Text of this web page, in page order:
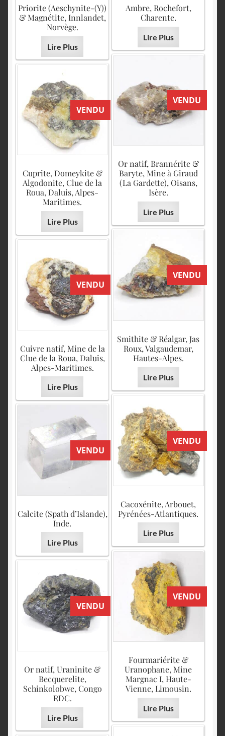
Priorite (Aeschynite-(Y))
& Magnétite, Innlandet,
Norvège.
Lire Plus
Ambre, Rochefort,
Charente.
Lire Plus
VENDU
Or natif, Brannérite &
Baryte, Mine à Giraud
(La Gardette), Oisans,
Isère.
Lire Plus
VENDU
Cuprite, Domeykite &
Algodonite, Clue de la
Roua, Daluis, Alpes-
Maritimes.
Lire Plus
VENDU
Smithite & Réalgar, Jas
Roux, Valgaudemar,
Hautes-Alpes.
Lire Plus
VENDU
Cuivre natif, Mine de la
Clue de la Roua, Daluis,
Alpes-Maritimes.
Lire Plus
VENDU
Cacoxénite, Arbouet,
Pyrénées-Atlantiques.
Lire Plus
VENDU
Calcite (Spath d’Islande),
Inde.
Lire Plus
VENDU
Fourmariérite &
Uranophane, Mine
Margnac I, Haute-
Vienne, Limousin.
Lire Plus
VENDU
Or natif, Uraninite &
Becquerelite,
Schinkolobwe, Congo
RDC.
Lire Plus